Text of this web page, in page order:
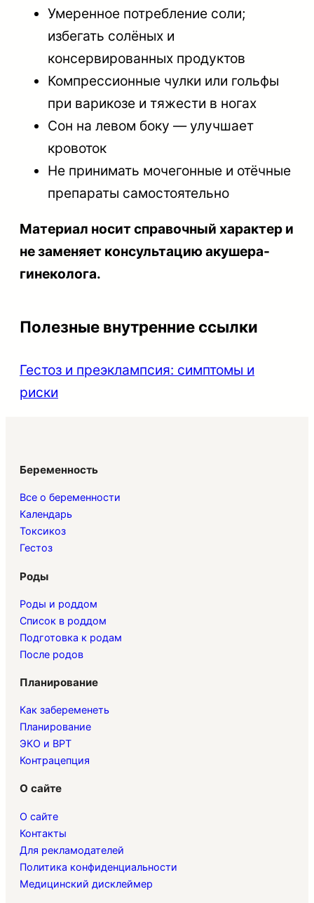
Умеренное потребление соли;
избегать солёных и
консервированных продуктов
Компрессионные чулки или гольфы
при варикозе и тяжести в ногах
Сон на левом боку — улучшает
кровоток
Не принимать мочегонные и отёчные
препараты самостоятельно
Материал носит справочный характер и
не заменяет консультацию акушера-
гинеколога.
Полезные внутренние ссылки
Гестоз и преэклампсия: симптомы и
риски
Беременность
Все о беременности
Календарь
Токсикоз
Гестоз
Роды
Роды и роддом
Список в роддом
Подготовка к родам
После родов
Планирование
Как забеременеть
Планирование
ЭКО и ВРТ
Контрацепция
О сайте
О сайте
Контакты
Для рекламодателей
Политика конфиденциальности
Медицинский дисклеймер